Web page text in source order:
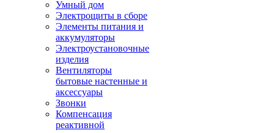
Умный дом
Электрощиты в сборе
Элементы питания и
аккумуляторы
Электроустановочные
изделия
Вентиляторы
бытовые настенные и
аксессуары
Звонки
Компенсация
реактивной